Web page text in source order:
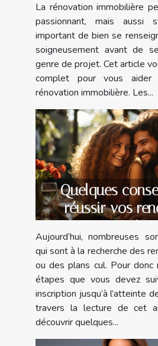
La rénovation immobilière
passionnant, mais aussi
important de bien se
soigneusement avant de
genre de projet. Cet article
complet pour vous
rénovation immobilière. Les...
Quelques
réussir vos
Aujourd’hui, nombreuses
qui sont à la recherche des
ou des plans cul. Pour
étapes que vous devez
inscription jusqu’à l’atteinte
travers la lecture de cet
découvrir quelques...